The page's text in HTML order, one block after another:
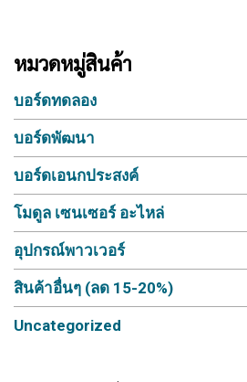
หมวดหมู่สินค้า
บอร์ดทดลอง
บอร์ดพัฒนา
บอร์ดเอนกประสงค์
โมดูล เซนเซอร์ อะไหล่
อุปกรณ์พาวเวอร์
สินค้าอื่นๆ (ลด 15-20%)
Uncategorized